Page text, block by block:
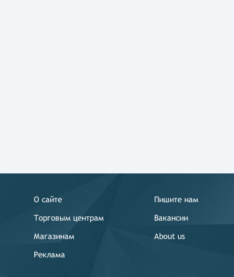
О сайте
Торговым центрам
Магазинам
Реклама
Пишите нам
Вакансии
About us